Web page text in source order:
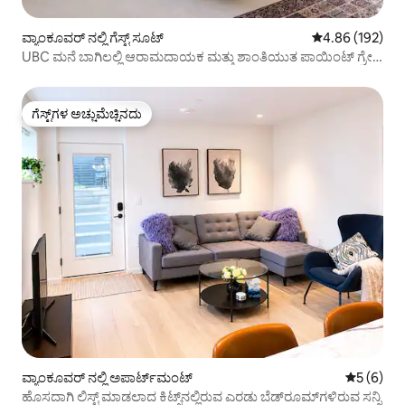
ವ್ಯಾಂಕೂವರ್ ನಲ್ಲಿ ಗೆಸ್ಟ್ ಸೂಟ್ 5 ರಲ್ಲಿ 4.86
4.86 (192)
UBC ಮನೆ ಬಾಗಿಲಲ್ಲಿ ಆರಾಮದಾಯಕ ಮತ್ತು ಶಾಂತಿಯುತ ಪಾಯಿಂಟ್ ಗ್ರೇ
ಗೆಸ್ಟ್‌ಗಳ ಅಚ್ಚುಮೆಚ್ಚಿನದು
ಗೆಸ್ಟ್‌ಗಳ ಅಚ್ಚುಮೆಚ್ಚಿನದು
ವ್ಯಾಂಕೂವರ್ ನಲ್ಲಿ ಅಪಾರ್ಟ್‌ಮಂಟ್ 5 ರಲ್ಲಿ 5
5 (6)
ಹೊಸದಾಗಿ ಲಿಸ್ಟ್ ಮಾಡಲಾದ ಕಿಟ್ಸ್‌ನಲ್ಲಿರುವ ಎರಡು ಬೆಡ್‌ರೂಮ್‌ಗಳಿರುವ ಸನ್ನಿ